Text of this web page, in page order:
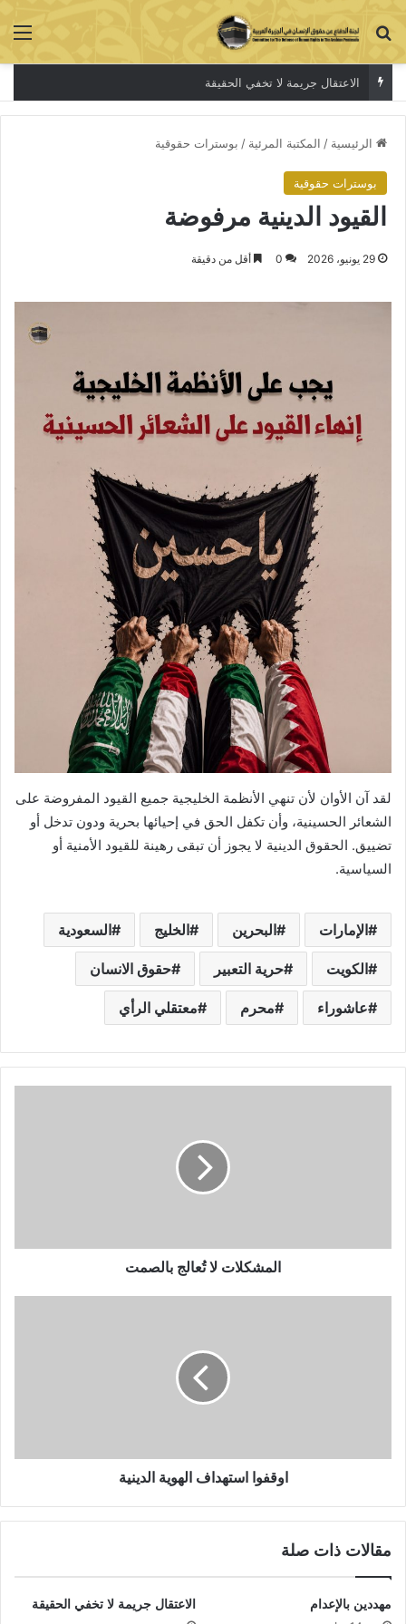
بحث عن
الاعتقال جريمة لا تخفي الحقيقة
الرئيسية / المكتبة المرئية / بوسترات حقوقية
بوسترات حقوقية
القيود الدينية مرفوضة
29 يونيو، 2026 0 أقل من دقيقة
لقد آن الأوان لأن تنهي الأنظمة الخليجية جميع القيود المفروضة على
الشعائر الحسينية، وأن تكفل الحق في إحيائها بحرية ودون تدخل أو
تضييق. الحقوق الدينية لا يجوز أن تبقى رهينة للقيود الأمنية أو
السياسية.
الإمارات البحرين الخليج السعودية
الكويت حرية التعبير حقوق الانسان
عاشوراء محرم معتقلي الرأي
المشكلات لا تُعالج بالصمت
اوقفوا استهداف الهوية الدينية
مقالات ذات صلة
مهددين بالإعدام
الاعتقال جريمة لا تخفي الحقيقة